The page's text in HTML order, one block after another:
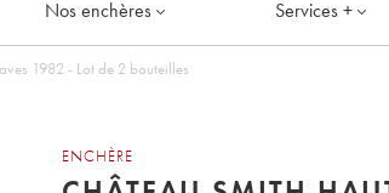
Nos enchères Services +
1982 - Lot de 2 bouteilles
ENCHÈRE